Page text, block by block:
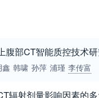
腹部CT智能质控技术
鑫 韩啸 孙萍 浦瑾 李传富
辐射剂量影响因素的